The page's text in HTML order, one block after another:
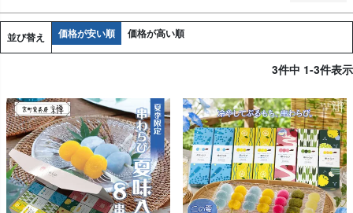
並び替え 価格が安い順 価格が高い順
3件中 1-3件表示